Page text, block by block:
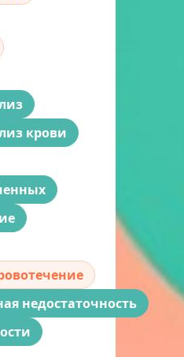
крови
недостаточность